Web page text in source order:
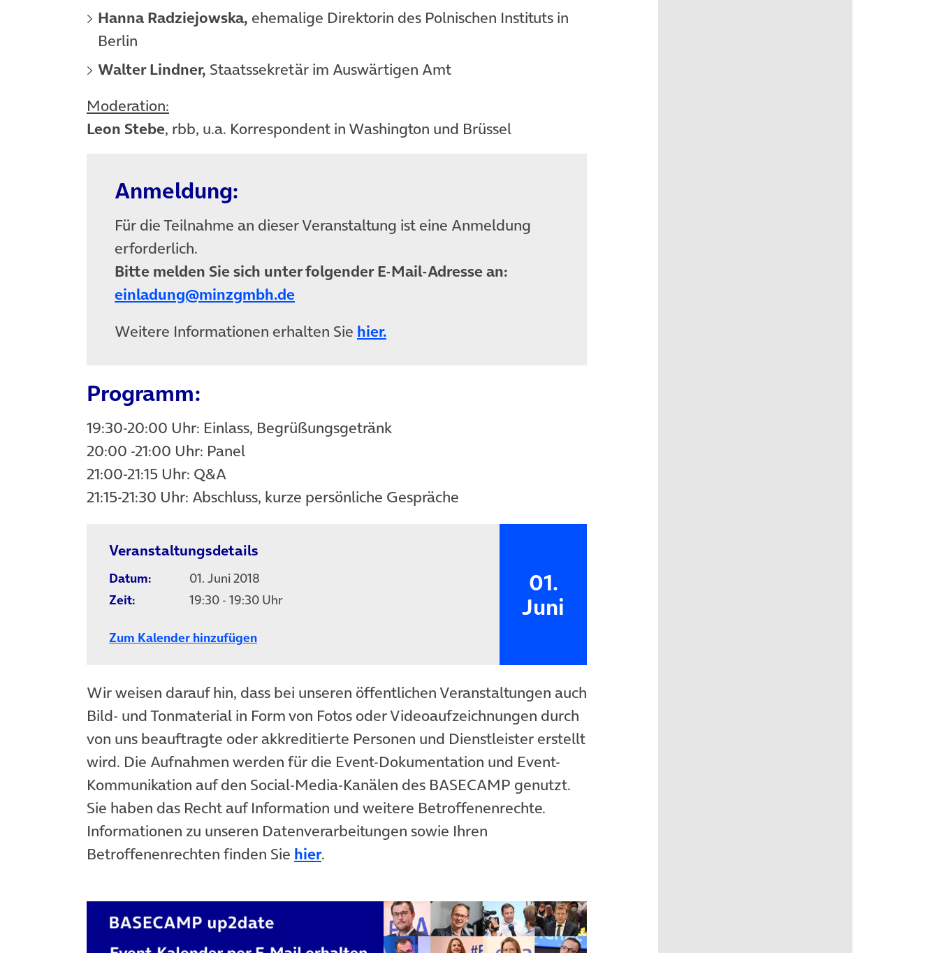
Hanna Radziejowska, ehemalige Direktorin des Polnischen Instituts in
Berlin
Walter Lindner, Staatssekretär im Auswärtigen Amt
Moderation:
Leon Stebe, rbb, u.a. Korrespondent in Washington und Brüssel
Anmeldung:
Für die Teilnahme an dieser Veranstaltung ist eine Anmeldung
erforderlich.
Bitte melden Sie sich unter folgender E-Mail-Adresse an:
einladung@minzgmbh.de
Weitere Informationen erhalten Sie hier.
Programm:
19:30-20:00 Uhr: Einlass, Begrüßungsgetränk
20:00 -21:00 Uhr: Panel
21:00-21:15 Uhr: Q&A
21:15-21:30 Uhr: Abschluss, kurze persönliche Gespräche
Veranstaltungsdetails
Datum:
01. Juni 2018
Zeit:
19:30 - 19:30 Uhr
Zum Kalender hinzufügen
01.
Juni
Wir weisen darauf hin, dass bei unseren öffentlichen Veranstaltungen auch
Bild- und Tonmaterial in Form von Fotos oder Videoaufzeichnungen durch
von uns beauftragte oder akkreditierte Personen und Dienstleister erstellt
wird. Die Aufnahmen werden für die Event-Dokumentation und Event-
Kommunikation auf den Social-Media-Kanälen des BASECAMP genutzt.
Sie haben das Recht auf Information und weitere Betroffenenrechte.
Informationen zu unseren Datenverarbeitungen sowie Ihren
Betroffenenrechten finden Sie hier.